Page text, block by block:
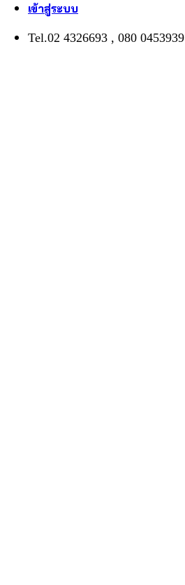
เข้าสู่ระบบ
Tel.02 4326693 , 080 0453939